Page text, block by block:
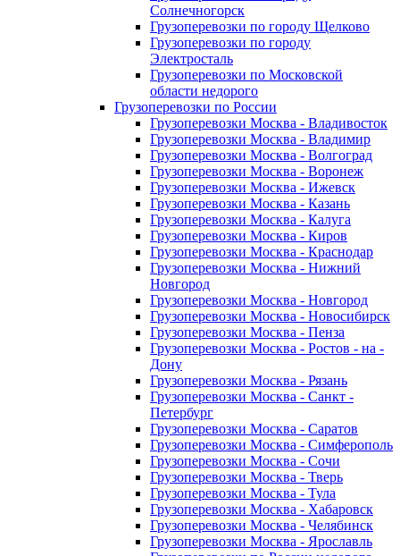
Солнечногорск
Грузоперевозки по городу Щелково
Грузоперевозки по городу
Электросталь
Грузоперевозки по Московской
области недорого
Грузоперевозки по России
Грузоперевозки Москва - Владивосток
Грузоперевозки Москва - Владимир
Грузоперевозки Москва - Волгоград
Грузоперевозки Москва - Воронеж
Грузоперевозки Москва - Ижевск
Грузоперевозки Москва - Казань
Грузоперевозки Москва - Калуга
Грузоперевозки Москва - Киров
Грузоперевозки Москва - Краснодар
Грузоперевозки Москва - Нижний
Новгород
Грузоперевозки Москва - Новгород
Грузоперевозки Москва - Новосибирск
Грузоперевозки Москва - Пенза
Грузоперевозки Москва - Ростов - на -
Дону
Грузоперевозки Москва - Рязань
Грузоперевозки Москва - Санкт -
Петербург
Грузоперевозки Москва - Саратов
Грузоперевозки Москва - Симферополь
Грузоперевозки Москва - Сочи
Грузоперевозки Москва - Тверь
Грузоперевозки Москва - Тула
Грузоперевозки Москва - Хабаровск
Грузоперевозки Москва - Челябинск
Грузоперевозки Москва - Ярославль